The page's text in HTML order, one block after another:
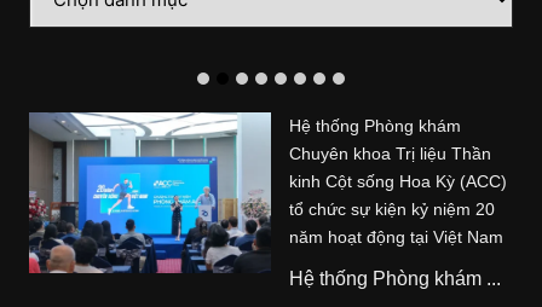
mục
Hệ thống Phòng khám
Chuyên khoa Trị liệu Thần
kinh Cột sống Hoa Kỳ (ACC)
tổ chức sự kiện kỷ niệm 20
năm hoạt động tại Việt Nam
Hệ thống Phòng khám ...